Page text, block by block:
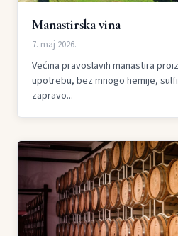
Manastirska vina
7. maj 2026.
Većina pravoslavih manastira
upotrebu, bez mnogo hemije,
zapravo...